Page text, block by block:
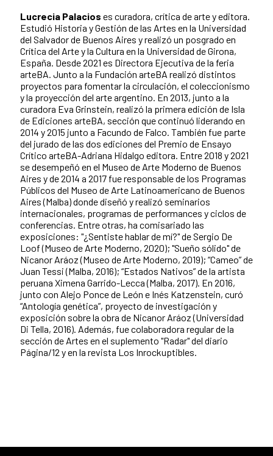
Lucrecia Palacios es curadora, crítica de arte y editora.
Estudió Historia y Gestión de las Artes en la Universidad
del Salvador de Buenos Aires y realizó un posgrado en
Crítica del Arte y la Cultura en la Universidad de Girona,
España. Desde 2021 es Directora Ejecutiva de la feria
arteBA. Junto a la Fundación arteBA realizó distintos
proyectos para fomentar la circulación, el coleccionismo
y la proyección del arte argentino. En 2013, junto a la
curadora Eva Grinstein, realizó la primera edición de Isla
de Ediciones arteBA, sección que continuó liderando en
2014 y 2015 junto a Facundo de Falco. También fue parte
del jurado de las dos ediciones del Premio de Ensayo
Crítico arteBA-Adriana Hidalgo editora. Entre 2018 y 2021
se desempeñó en el Museo de Arte Moderno de Buenos
Aires y de 2014 a 2017 fue responsable de los Programas
Públicos del Museo de Arte Latinoamericano de Buenos
Aires (Malba) donde diseñó y realizó seminarios
internacionales, programas de performances y ciclos de
conferencias. Entre otras, ha comisariado las
exposiciones: "¿Sentiste hablar de mí?" de Sergio De
Loof (Museo de Arte Moderno, 2020); "Sueño sólido" de
Nicanor Aráoz (Museo de Arte Moderno, 2019); “Cameo” de
Juan Tessi (Malba, 2016); “Estados Nativos” de la artista
peruana Ximena Garrido-Lecca (Malba, 2017). En 2016,
junto con Alejo Ponce de León e Inés Katzenstein, curó
“Antología genética”, proyecto de investigación y
exposición sobre la obra de Nicanor Aráoz (Universidad
Di Tella, 2016). Además, fue colaboradora regular de la
sección de Artes en el suplemento "Radar" del diario
Página/12 y en la revista Los Inrockuptibles.